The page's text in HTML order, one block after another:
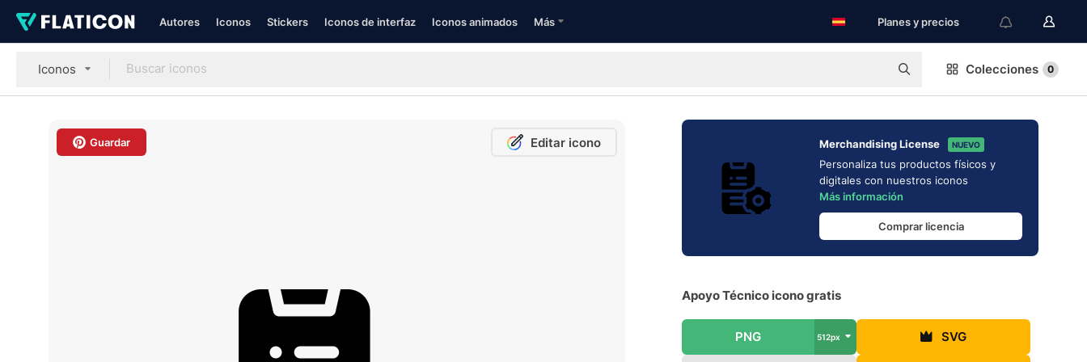
Autores Iconos Stickers Iconos de interfaz Iconos animados Más Planes y precios
Iconos Colecciones 0
Guardar Editar icono Merchandising License NUEVO
Personaliza tus productos físicos y
digitales con nuestros iconos
Más información
Comprar licencia
Apoyo Técnico icono gratis
PNG 512px SVG